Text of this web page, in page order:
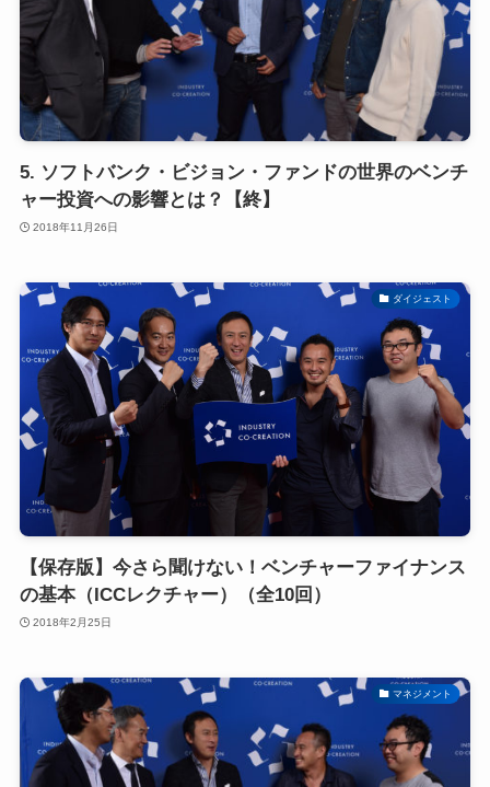
5. ソフトバンク・ビジョン・ファンドの世界のベンチ
ャー投資への影響とは？【終】
2018年11月26日
ダイジェスト
【保存版】今さら聞けない！ベンチャーファイナンス
の基本（ICCレクチャー）（全10回）
2018年2月25日
マネジメント